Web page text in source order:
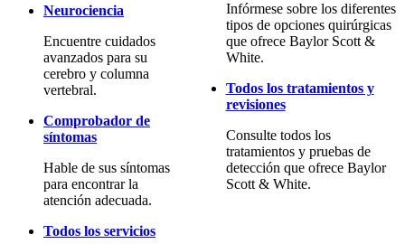
Neurociencia
Encuentre cuidados
avanzados para su
cerebro y columna
vertebral.
Comprobador de
síntomas
Hable de sus síntomas
para encontrar la
atención adecuada.
Todos los servicios
Infórmese sobre los diferentes
tipos de opciones quirúrgicas
que ofrece Baylor Scott &
White.
Todos los tratamientos y
revisiones
Consulte todos los
tratamientos y pruebas de
detección que ofrece Baylor
Scott & White.